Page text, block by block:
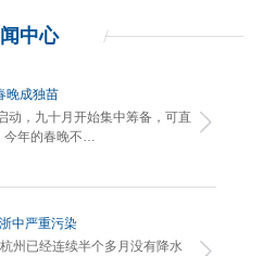
中心
晚成独苗
动，九十月开始集中筹备，可直
今年的春晚不…
中严重污染
州已经连续半个多月没有降水